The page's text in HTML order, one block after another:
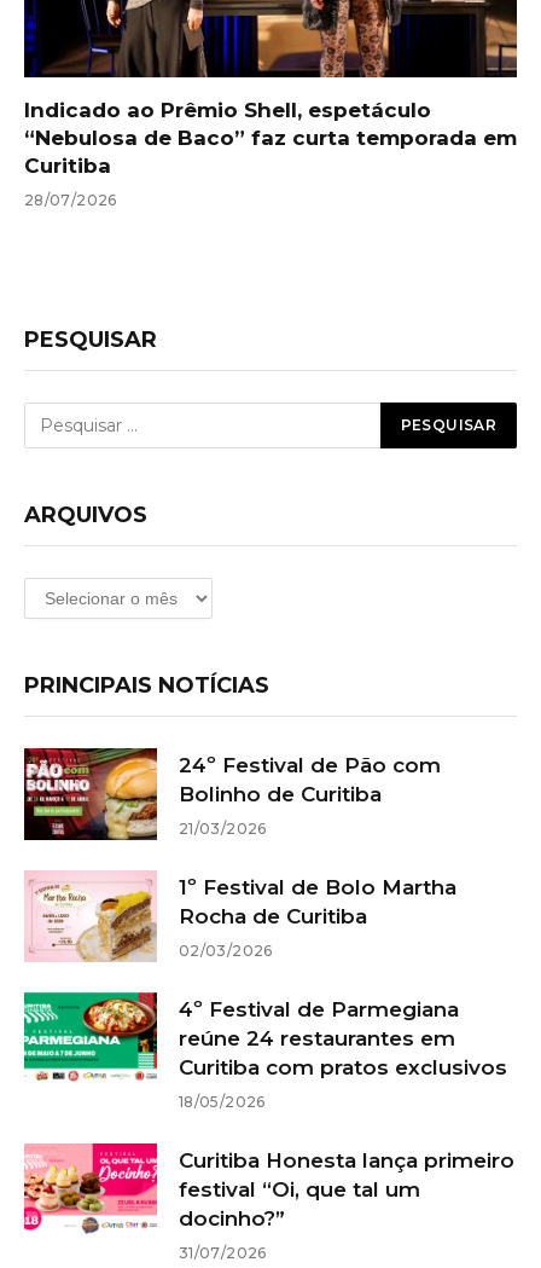
Indicado ao Prêmio Shell, espetáculo
“Nebulosa de Baco” faz curta temporada em
Curitiba
28/07/2026
PESQUISAR
ARQUIVOS
Arquivos
PRINCIPAIS NOTÍCIAS
24º Festival de Pão com
Bolinho de Curitiba
21/03/2026
1º Festival de Bolo Martha
Rocha de Curitiba
02/03/2026
4º Festival de Parmegiana
reúne 24 restaurantes em
Curitiba com pratos exclusivos
18/05/2026
Curitiba Honesta lança primeiro
festival “Oi, que tal um
docinho?”
31/07/2026